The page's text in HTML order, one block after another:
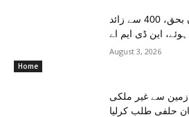
Home
بارشوں سے 126 افراد جاں بحق، 400 سے زائد
این ڈی ایم اے
August 3, 2026
سے غیر ملکی
حلفی طلب کرلیا